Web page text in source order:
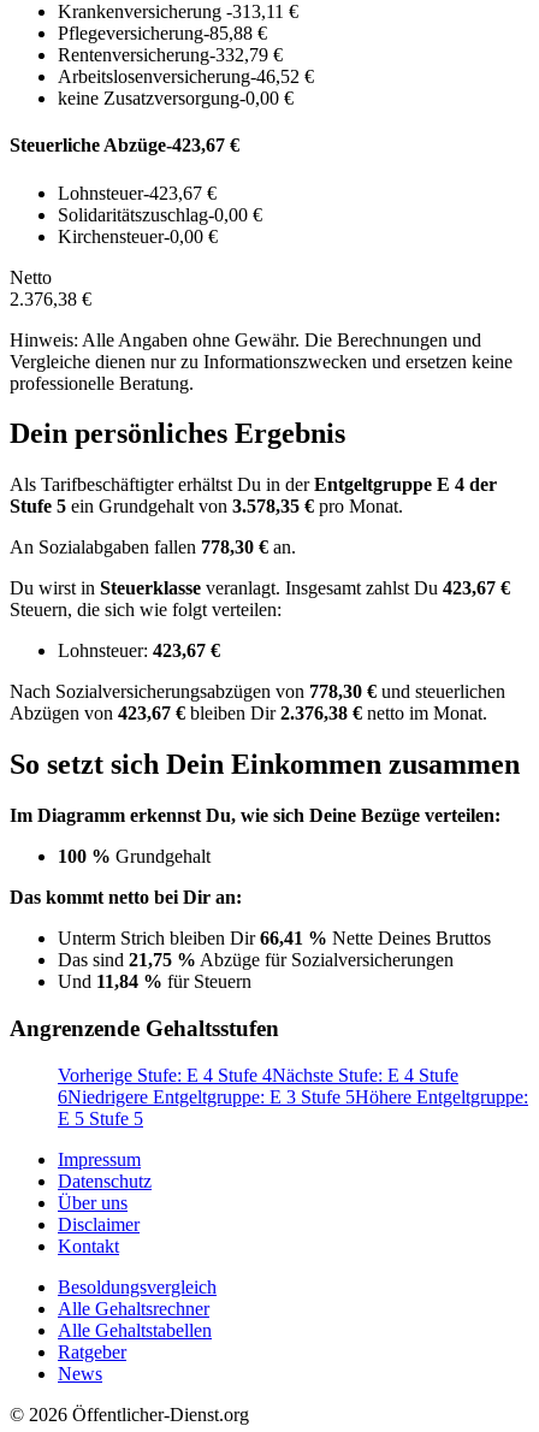
Krankenversicherung -313,11 €
Pflegeversicherung-85,88 €
Rentenversicherung-332,79 €
Arbeitslosenversicherung-46,52 €
keine Zusatzversorgung-0,00 €
Steuerliche Abzüge-423,67 €
Lohnsteuer-423,67 €
Solidaritätszuschlag-0,00 €
Kirchensteuer-0,00 €
Netto
2.376,38 €
Hinweis: Alle Angaben ohne Gewähr. Die Berechnungen und
Vergleiche dienen nur zu Informationszwecken und ersetzen keine
professionelle Beratung.
Dein persönliches Ergebnis
Als Tarifbeschäftigter erhältst Du in derEntgeltgruppe E 4 der
Stufe 5 ein Grundgehalt von 3.578,35 € pro Monat.
An Sozialabgaben fallen 778,30 € an.
Du wirst in Steuerklasse veranlagt. Insgesamt zahlst Du 423,67 €
Steuern, die sich wie folgt verteilen:
Lohnsteuer: 423,67 €
Nach Sozialversicherungsabzügen von 778,30 € und steuerlichen
Abzügen von 423,67 € bleiben Dir2.376,38 € netto im Monat.
So setzt sich Dein Einkommen zusammen
Im Diagramm erkennst Du, wie sich Deine Bezüge verteilen:
100 % Grundgehalt
Das kommt netto bei Dir an:
Unterm Strich bleiben Dir66,41 % Nette Deines Bruttos
Das sind 21,75 % Abzüge für Sozialversicherungen
Und 11,84 % für Steuern
Angrenzende Gehaltsstufen
Vorherige Stufe: E 4 Stufe 4Nächste Stufe: E 4 Stufe
6Niedrigere Entgeltgruppe: E 3 Stufe 5Höhere Entgeltgruppe:
E 5 Stufe 5
Impressum
Datenschutz
Über uns
Disclaimer
Kontakt
Besoldungsvergleich
Alle Gehaltsrechner
Alle Gehaltstabellen
Ratgeber
News
© 2026 Öffentlicher-Dienst.org